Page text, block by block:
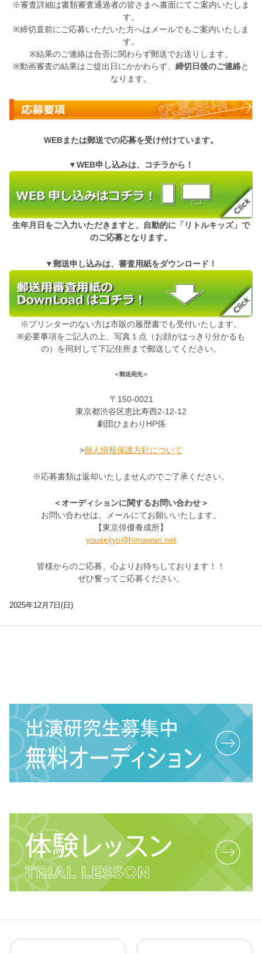
※審査詳細は書類審査通過者の皆さまへ書面にてご案内いたしま
す。
※締切直前にご応募いただいた方へはメールでもご案内いたしま
す。
※結果のご連絡は合否に関わらず郵送でお送りします。
※動画審査の結果はご提出日にかかわらず、 締切日後のご連絡と
なります。
WEBまたは郵送での応募を受け付けています。
▼WEB申し込みは、コチラから！
生年月日をご入力いただきますと、自動的に「リトルキッズ」で
のご応募となります。
▼郵送申し込みは、審査用紙をダウンロード！
※プリンターのない方は市販の履歴書でも受付いたします。
※必要事項をご記入の上、写真１点（お顔がはっきり分かるも
の）を同封して下記住所まで郵送してください。
＜郵送宛先＞
〒150-0021
東京都渋谷区恵比寿西2-12-12
劇団ひまわりHP係
>個人情報保護方針について
※応募書類は返却いたしませんのでご了承ください。
＜オーディションに関するお問い合わせ＞
お問い合わせは、メールにてお願いいたします。
【東京俳優養成所】
youseijyo@himawari.net
皆様からのご応募、心よりお待ちしております！！
ぜひ奮ってご応募ください。
2025年12月7日(日)